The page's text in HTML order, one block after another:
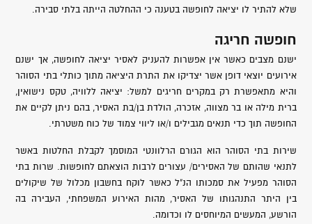
שלא להתיר לו יציאה לחופשה בטענה כי ההחלטה הייתה בלתי סבירה.
חופשה חריגה
ישנם מצבים כאשר אין אפשרות להעניק לאסיר יציאה לחופשה, אך ישנם
אירועים יוצאי דופן אשר יצדיקו את התרת היציאה מתוך כותלי בתי הסוהר
והיא מתאפשרת רק במקרים חריגים למשל: יציאה ללוויה, טקס נישואין,
ברית מילה או בר מצווה, אזכרה, הולדת בן/בת האסיר, בהם ניתן לקיים את
החופשה תוך כדי תנאים מגבילים ו/או ליווי צמוד של כוח משטרתי.
שירות בתי הסוהר הוא הגורם הרלוונטי המוסמך לקבלת החלטות באשר
לתנאי שהותם של האסירים/ עצורים לרבות הוצאתם לחופשות. שרות בתי
הסוהר מפעיל את סמכותו הנ"ל כאשר לוקח בחשבון מכלול של שיקולים
בין היתר התנהגותו של האסיר, מהות האירוע המשפחתי, העבירה בה
הורשע, המעשים המיוחסים לו וכדומה.